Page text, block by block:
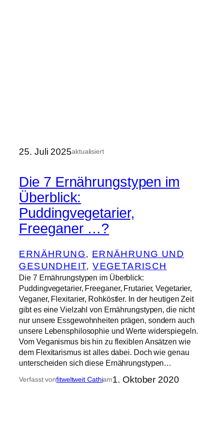
25. Juli 2025aktualisiert
Die 7 Ernährungstypen im
Überblick:
Puddingvegetarier,
Freeganer …?
ERNÄHRUNG, ERNÄHRUNG UND
GESUNDHEIT, VEGETARISCH
Die 7 Ernährungstypen im Überblick:
Puddingvegetarier, Freeganer, Frutarier, Vegetarier,
Veganer, Flexitarier, Rohköstler. In der heutigen Zeit
gibt es eine Vielzahl von Ernährungstypen, die nicht
nur unsere Essgewohnheiten prägen, sondern auch
unsere Lebensphilosophie und Werte widerspiegeln.
Vom Veganismus bis hin zu flexiblen Ansätzen wie
dem Flexitarismus ist alles dabei. Doch wie genau
unterscheiden sich diese Ernährungstypen…
Verfasst vonfitweltweit Cathiam1. Oktober 2020